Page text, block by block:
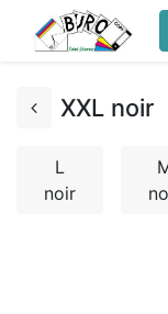
XXL noir
L
noir